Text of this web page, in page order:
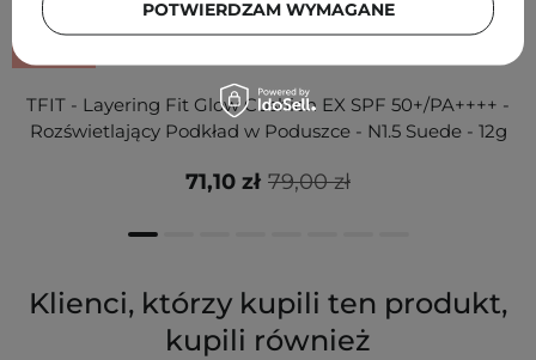
TFIT - Layering Fit Glow Cushion EX SPF 50+/PA++++ -
Rozświetlający Podkład w Poduszce - N1.5 Suede - 12g
79,00 zł
71,10 zł
Klienci, którzy kupili ten produkt,
kupili również
POTWIERDZAM WYMAGANE